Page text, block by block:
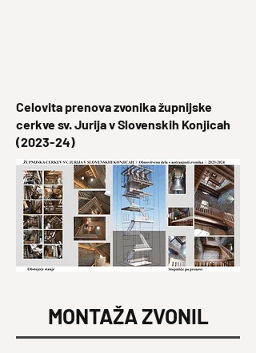
Celovita prenova zvonika župnijske
cerkve sv. Jurija v Slovenskih Konjicah
(2023-24)
MONTAŽA ZVONIL